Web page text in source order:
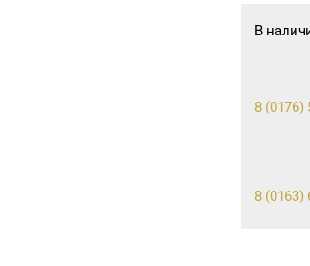
В
8 (0176)
8 (0163)